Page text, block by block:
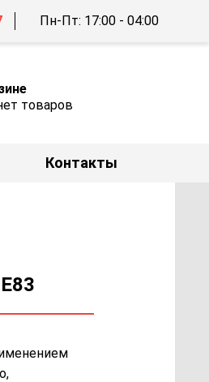
Контакты
Пн-Пт: 17:00 - 04:00
товаров